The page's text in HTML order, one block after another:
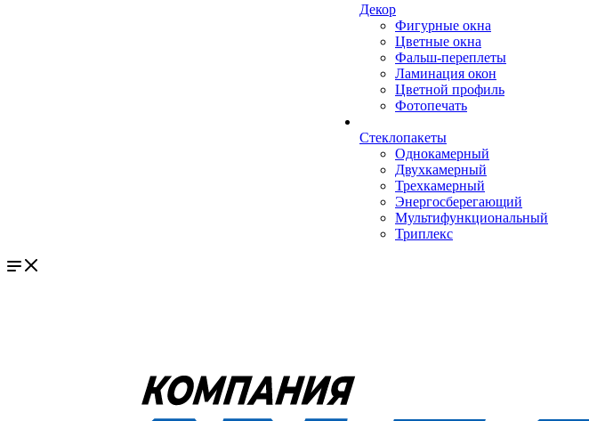
Декор
Фигурные окна
Цветные окна
Фальш-переплеты
Ламинация окон
Цветной профиль
Фотопечать
Стеклопакеты
Однокамерный
Двухкамерный
Трехкамерный
Энергосберегающий
Мультифункциональный
Триплекс